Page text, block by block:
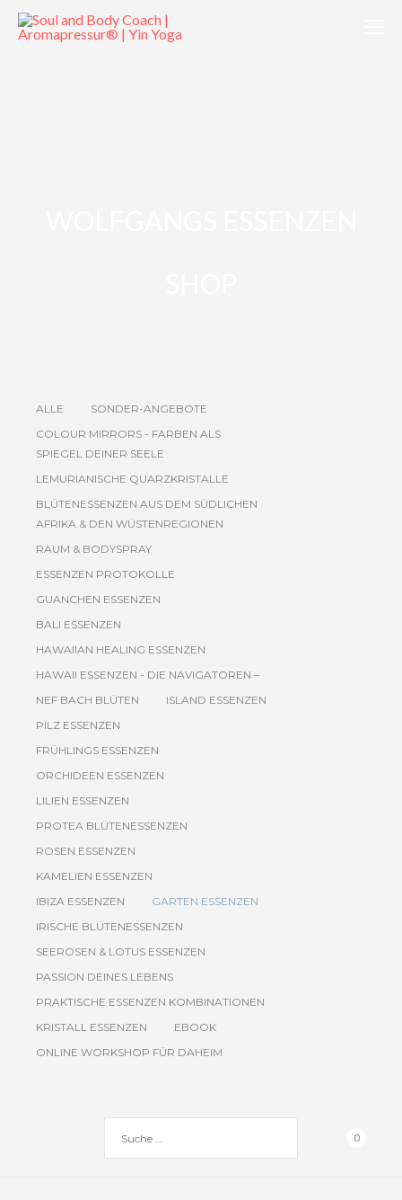
ALLE
SONDER-ANGEBOTE
COLOUR MIRRORS - FARBEN ALS
SPIEGEL DEINER SEELE
LEMURIANISCHE QUARZKRISTALLE
BLÜTENESSENZEN AUS DEM SÜDLICHEN
AFRIKA & DEN WÜSTENREGIONEN
RAUM & BODYSPRAY
ESSENZEN PROTOKOLLE
GUANCHEN ESSENZEN
BALI ESSENZEN
HAWAIIAN HEALING ESSENZEN
HAWAII ESSENZEN - DIE NAVIGATOREN –
NEF BACH BLÜTEN
ISLAND ESSENZEN
PILZ ESSENZEN
FRÜHLINGS ESSENZEN
ORCHIDEEN ESSENZEN
LILIEN ESSENZEN
PROTEA BLÜTENESSENZEN
ROSEN ESSENZEN
KAMELIEN ESSENZEN
IBIZA ESSENZEN
GARTEN ESSENZEN
IRISCHE BLÜTENESSENZEN
SEEROSEN & LOTUS ESSENZEN
PASSION DEINES LEBENS
PRAKTISCHE ESSENZEN KOMBINATIONEN
KRISTALL ESSENZEN
EBOOK
ONLINE WORKSHOP FÜR DAHEIM
0